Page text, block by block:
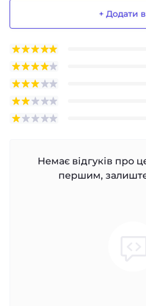
+ Додати
Немає відгуків про
першим, залиште